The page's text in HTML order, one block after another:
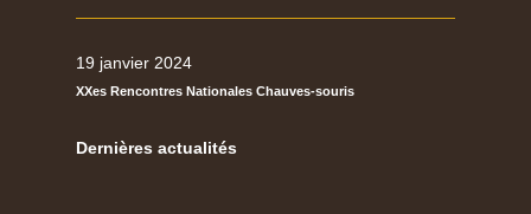
19 janvier 2024
XXes Rencontres Nationales Chauves-souris
Dernières actualités